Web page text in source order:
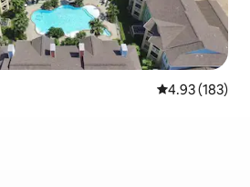
5 ರಲ್ಲಿ 4.93
4.93 (183)